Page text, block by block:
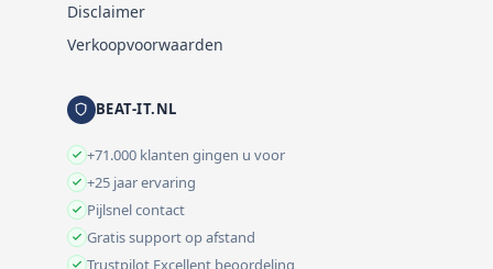
Disclaimer
Verkoopvoorwaarden
BEAT-IT.NL
+71.000 klanten gingen u voor
+25 jaar ervaring
Pijlsnel contact
Gratis support op afstand
Trustpilot Excellent beoordeling